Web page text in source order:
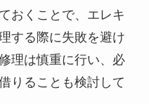
おくことで、エレキ
する際に失敗を避け
理は慎重に行い、必
りることも検討して